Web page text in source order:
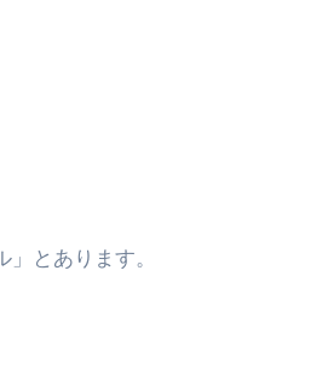
」を一生の思い出に変える完全
業用（ニトリル/ビニール）まで目
式まで失敗しない選び方
の考え方・失敗しないチェックリ
動まで、硬い爪／巻き爪／飛び散
ット済みの選び方と、年末年始に
文化”
とあります。